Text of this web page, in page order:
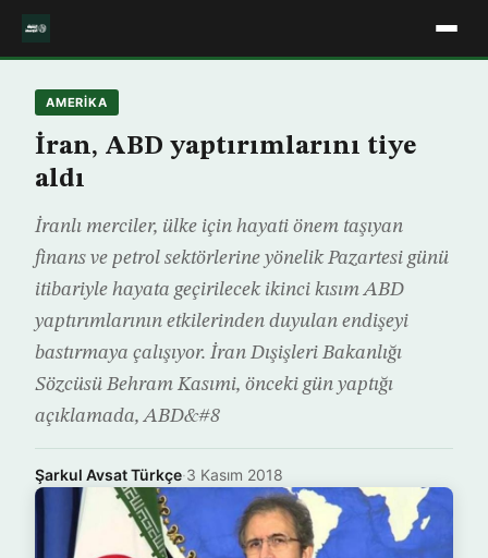
AMERIKA
İran, ABD yaptırımlarını tiye
aldı
İranlı merciler, ülke için hayati önem taşıyan
finans ve petrol sektörlerine yönelik Pazartesi günü
itibariyle hayata geçirilecek ikinci kısım ABD
yaptırımlarının etkilerinden duyulan endişeyi
bastırmaya çalışıyor. İran Dışişleri Bakanlığı
Sözcüsü Behram Kasımi, önceki gün yaptığı
açıklamada, ABD&#8
Şarkul Avsat Türkçe·3 Kasım 2018